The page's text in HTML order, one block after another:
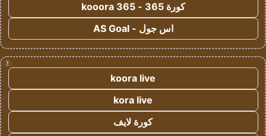
كورة 365 - kooora 365
اس جول - AS Goal
!
koora live
kora live
كورة لايف